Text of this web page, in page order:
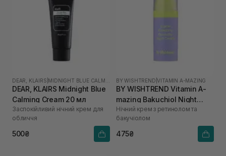
DEAR, KLAIRS
DEAR, KLAIRS Midnight Blue
Calming Cream 20 мл
Заспокійливий нічний крем для
обличчя
500₴
BY WISHTREND |VITAMIN A-MAZING
BY WISHTREND Vitamin A-
mazing Bakuchiol Night
Cream 10 мл
Нічний крем з ретинолом та
бакучіолом
475₴